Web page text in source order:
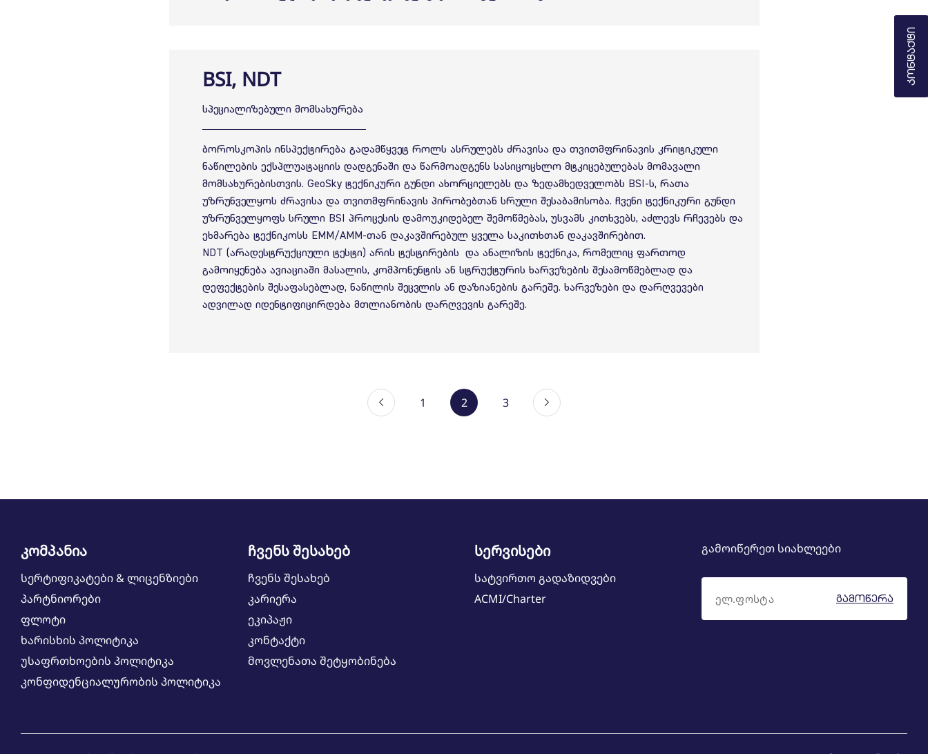
Კონტაქტი
BSI, NDT
სპეციალიზებული მომსახურება
ბოროსკოპის ინსპექტირება გადამწყვეტ როლს ასრულებს ძრავისა და თვითმფრინავის კრიტიკული
ნაწილების ექსპლუატაციის დადგენაში და წარმოადგენს სასიცოცხლო მტკიცებულებას მომავალი
მომსახურებისთვის. GeoSky ტექნიკური გუნდი ახორციელებს და ზედამხედველობს BSI-ს, რათა
უზრუნველყოს ძრავისა და თვითმფრინავის პირობებთან სრული შესაბამისობა. ჩვენი ტექნიკური გუნდი
უზრუნველყოფს სრული BSI პროცესის დამოუკიდებელ შემოწმებას, უსვამს კითხვებს, აძლევს რჩევებს და
ეხმარება ტექნიკოსს EMM/AMM-თან დაკავშირებულ ყველა საკითხთან დაკავშირებით.
NDT (არადესტრუქციული ტესტი) არის ტესტირების და ანალიზის ტექნიკა, რომელიც ფართოდ
გამოიყენება ავიაციაში მასალის, კომპონენტის ან სტრუქტურის ხარვეზების შესამოწმებლად და
დეფექტების შესაფასებლად, ნაწილის შეცვლის ან დაზიანების გარეშე. ხარვეზები და დარღვევები
ადვილად იდენტიფიცირდება მთლიანობის დარღვევის გარეშე.
1 2 3
კომპანია
სერტიფიკატები & ლიცენზიები
პარტნიორები
ფლოტი
ხარისხის პოლიტიკა
უსაფრთხოების პოლიტიკა
კონფიდენციალურობის პოლიტიკა
ჩვენს შესახებ
ჩვენს შესახებ
კარიერა
ეკიპაჟი
კონტაქტი
მოვლენათა შეტყობინება
სერვისები
სატვირთო გადაზიდვები
ACMI/Charter
გამოიწერეთ სიახლეები
ᲒᲐᲛᲝᲬᲔᲠᲐ